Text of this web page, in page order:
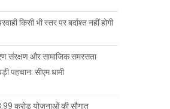
किसी भी स्तर पर बर्दाश्त नहीं होगी
संरक्षण और सामाजिक समरसता
पहचान: सीएम धामी
करोड़ योजनाओं की सौगात